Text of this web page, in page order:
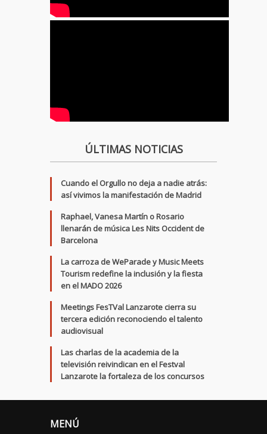
ÚLTIMAS NOTICIAS
Cuando el Orgullo no deja a nadie atrás:
así vivimos la manifestación de Madrid
Raphael, Vanesa Martín o Rosario
llenarán de música Les Nits Occident de
Barcelona
La carroza de WeParade y Music Meets
Tourism redefine la inclusión y la fiesta
en el MADO 2026
Meetings FesTVal Lanzarote cierra su
tercera edición reconociendo el talento
audiovisual
Las charlas de la academia de la
televisión reivindican en el Festval
Lanzarote la fortaleza de los concursos
MENÚ